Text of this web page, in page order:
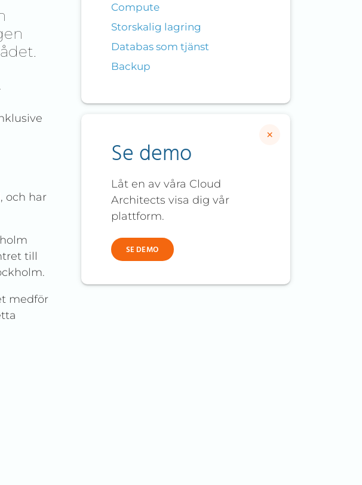
och har
till
medför
Compute
Storskalig lagring
Databas som tjänst
Backup
Se demo
Låt en av våra Cloud
Architects visa dig vår
plattform.
SE DEMO
×